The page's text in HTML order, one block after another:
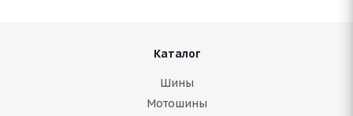
Каталог
Шины
Мотошины